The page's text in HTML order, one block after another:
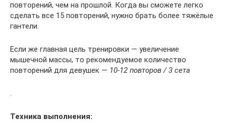
повторений, чем на прошлой. Когда вы сможете легко
сделать все 15 повторений, нужно брать более тяжёлые
гантели.
Если же главная цель тренировки — увеличение
мышечной массы, то рекомендуемое количество
повторений для девушек — 10-12 повторов / 3 сета
.
Техника выполнения: